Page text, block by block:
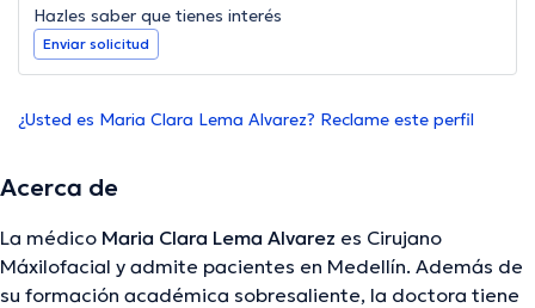
Hazles saber que tienes interés
Enviar solicitud
¿Usted es Maria Clara Lema Alvarez? Reclame este perfil
Acerca de
La médico Maria Clara Lema Alvarez es Cirujano
Máxilofacial y admite pacientes en Medellín. Además de
su formación académica sobresaliente, la doctora tiene